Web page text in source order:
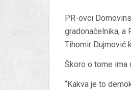
PR-ovci
gradonačelnika, a
Tihomir Dujmović
Škoro o tome ima
“Kakva je to